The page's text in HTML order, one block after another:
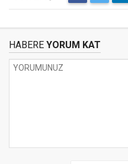
HABERE YORUM KAT